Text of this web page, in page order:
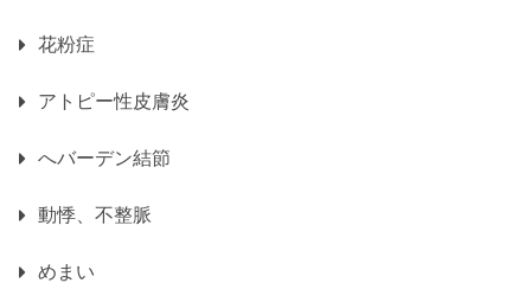
花粉症
アトピー性皮膚炎
へバーデン結節
動悸、不整脈
めまい